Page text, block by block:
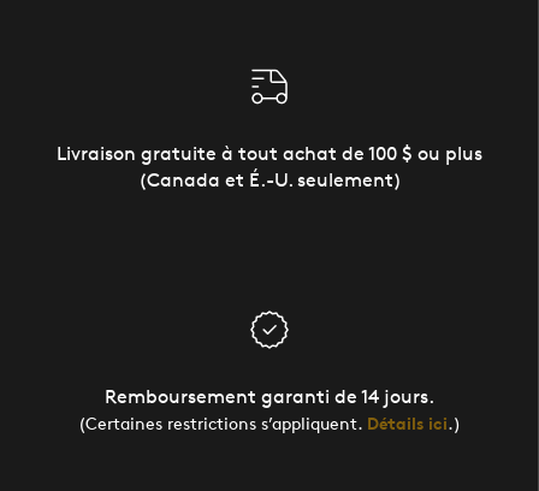
Livraison gratuite à tout achat de 100 $ ou plus
(Canada et É.-U. seulement)
Remboursement garanti de 14 jours.
(Certaines restrictions s’appliquent. Détails ici.)